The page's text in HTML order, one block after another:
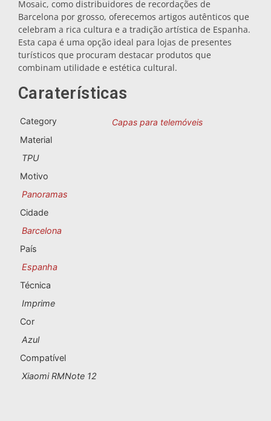
Lembranças de Espanha
Lembranças de Portugal
Lembranças personalizadas
Almeria
Badajoz
Burgos
Mosaic, como distribuidores de recordações de
Barcelona por grosso, oferecemos artigos autênticos que
celebram a rica cultura e a tradição artística de Espanha.
Esta capa é uma opção ideal para lojas de presentes
turísticos que procuram destacar produtos que
combinam utilidade e estética cultural.
Caraterísticas
Category
Capas para telemóveis
Material
TPU
Motivo
Panoramas
Cidade
Barcelona
País
Espanha
Técnica
Imprime
Cor
Azul
Compatível
Xiaomi RMNote 12